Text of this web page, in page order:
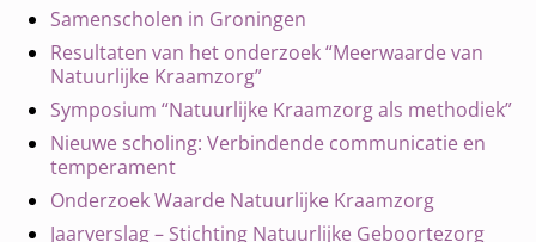
Samenscholen in Groningen
Resultaten van het onderzoek “Meerwaarde van
Natuurlijke Kraamzorg”
Symposium “Natuurlijke Kraamzorg als methodiek”
Nieuwe scholing: Verbindende communicatie en
temperament
Onderzoek Waarde Natuurlijke Kraamzorg
Jaarverslag – Stichting Natuurlijke Geboortezorg